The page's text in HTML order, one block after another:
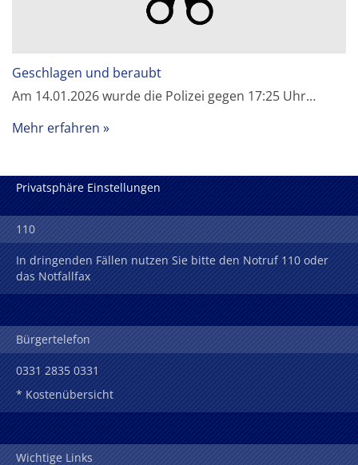
Geschlagen und beraubt
Am 14.01.2026 wurde die Polizei gegen 17:25 Uhr…
Mehr erfahren
Privatsphäre Einstellungen
110
In dringenden Fällen nutzen Sie bitte den Notruf 110 oder
das Notfallfax
Bürgertelefon
0331 2835 0331
* Kostenübersicht
Wichtige Links